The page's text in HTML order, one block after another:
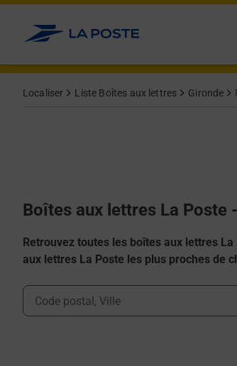
Allez au contenu
Localiser Liste Boîtes aux lettres Gironde
Boîtes aux lettres La Poste
Retrouvez toutes les boîtes aux lettres
aux lettres La Poste les plus proches de
Ville, Département, Code Postal